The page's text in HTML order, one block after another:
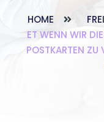
HOME
ET WENN WIR
POSTKARTEN ZU